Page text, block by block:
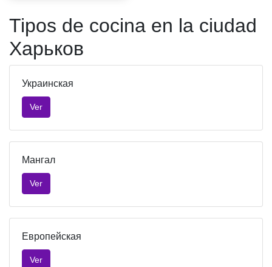
Tipos de cocina en la ciudad
Харьков
Украинская
Ver
Мангал
Ver
Европейская
Ver